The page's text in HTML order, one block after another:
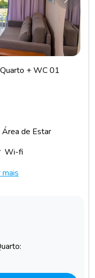
+ WC 01
Área de Estar
Wi-fi
mais